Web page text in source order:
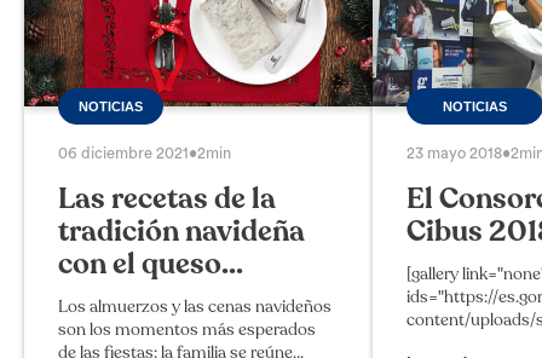
NOTICIAS
06 diciembre 2021 •2min
Las recetas de la
tradición navideña
con el queso...
Los almuerzos y las cenas navideños
son los momentos más esperados
de las fiestas: la familia se reúne
NOTICIAS
23 mayo 2018•
El
Cibus
[gallery
ids="https://
content/uploads/